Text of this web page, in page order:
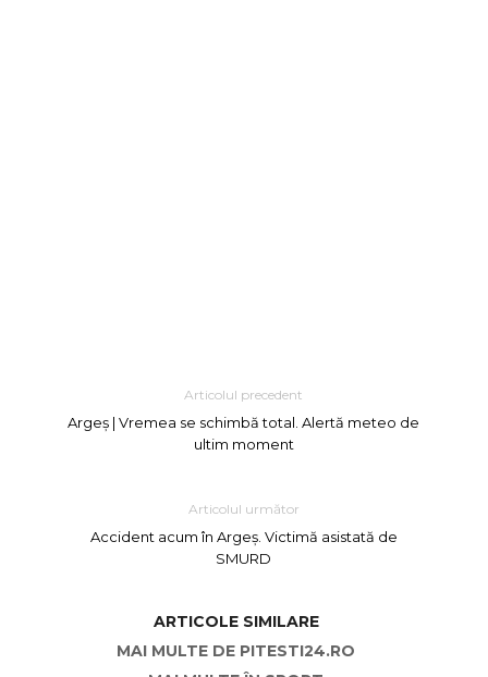
Articolul precedent
Argeș | Vremea se schimbă total. Alertă meteo de
ultim moment
Articolul următor
Accident acum în Argeș. Victimă asistată de
SMURD
ARTICOLE SIMILARE
MAI MULTE DE PITESTI24.RO